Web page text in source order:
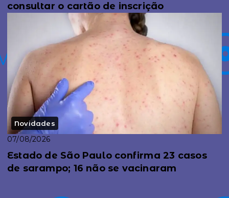
consultar o cartão de inscrição
Novidades
07/08/2026
Estado de São Paulo confirma 23 casos
de sarampo; 16 não se vacinaram